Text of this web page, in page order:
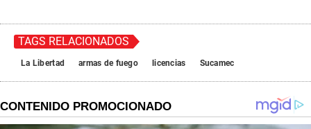
TAGS RELACIONADOS
La Libertad armas de fuego licencias Sucamec